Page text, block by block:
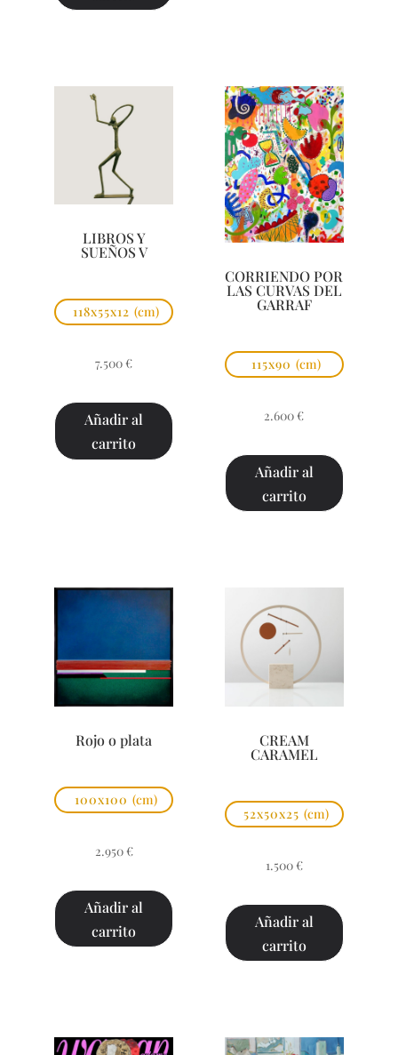
LIBROS Y
SUEÑOS V
118x55x12 (cm)
7.500 €
Añadir al
carrito
CORRIENDO POR
LAS CURVAS DEL
GARRAF
115x90 (cm)
2.600 €
Añadir al
carrito
Rojo o plata
100x100 (cm)
2.950 €
Añadir al
carrito
CREAM
CARAMEL
52x50x25 (cm)
1.500 €
Añadir al
carrito